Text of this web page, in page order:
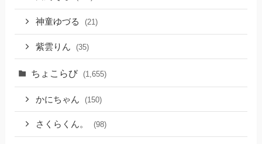
神童ゆづる (21)
紫雲りん (35)
ちょこらび (1,655)
かにちゃん (150)
さくらくん。 (98)